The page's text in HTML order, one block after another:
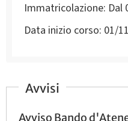
Immatricolazione: Dal
Data inizio corso: 01/
Avvisi
Avviso Bando